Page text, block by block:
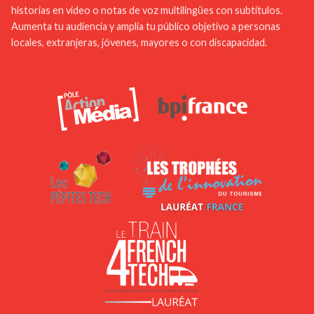
todos.
historias en video o notas de voz multilingües con subtítulos.
Aumenta tu audiencia y amplía tu público objetivo a personas
locales, extranjeras, jóvenes, mayores o con discapacidad.